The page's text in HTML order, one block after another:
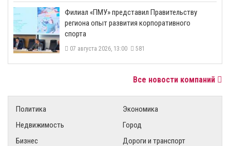
​Филиал «ПМУ» представил Правительству
региона опыт развития корпоративного
спорта
07 августа 2026, 13:00 581
Все новости компаний
Политика
Экономика
Недвижимость
Город
Бизнес
Дороги и транспорт